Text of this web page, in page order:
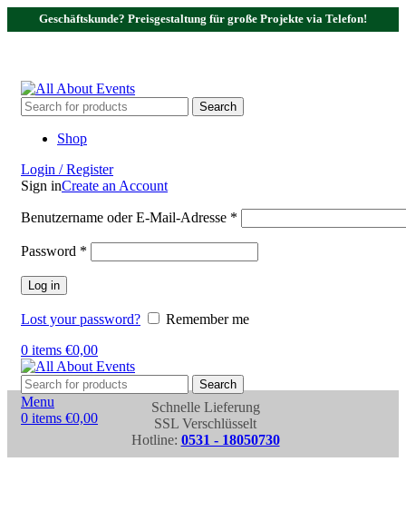
Geschäftskunde? Preisgestaltung für große Projekte via Telefon!
Search
Shop
Login / Register
Sign inCreate an Account
Benutzername oder E-Mail-Adresse *
Password *
Log in
Lost your password?
Remember me
0 items €0,00
Search
Menu
0 items €0,00
Schnelle Lieferung
SSL Verschlüsselt
Hotline: 0531 - 18050730